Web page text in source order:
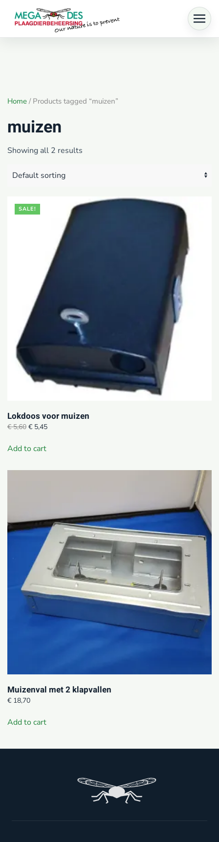
Skip to main content
Home / Products tagged “muizen”
muizen
Showing all 2 results
SALE!
Lokdoos voor muizen
€5,60 Original
was:
€ 5,45Current
Add to cart
Muizenval met 2 klapvallen
€ 18,70
Add to cart